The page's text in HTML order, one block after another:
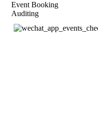
Event
Auditing